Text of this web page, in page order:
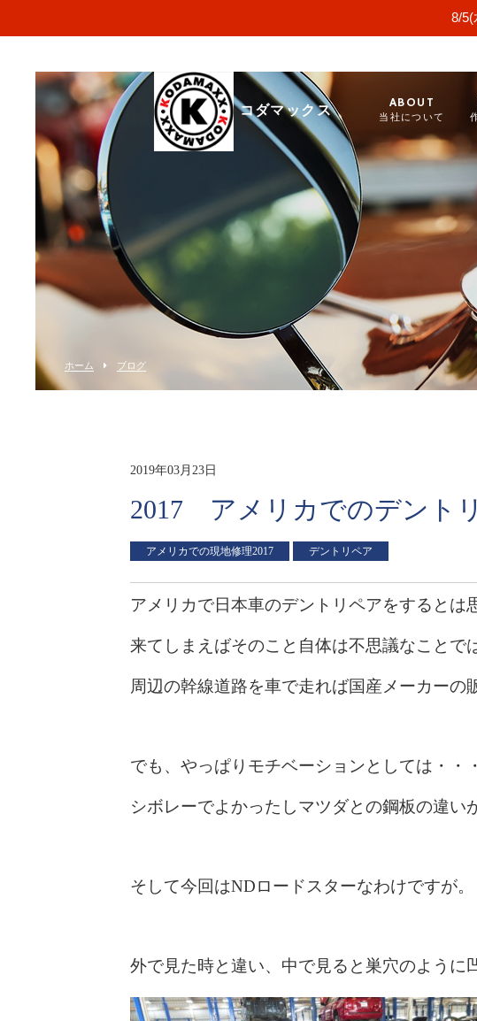
8/5(
コダマックス
ABOUT
当社について
ホーム ブログ
2019年03月23日
2017 アメリカでのデント
アメリカでの現地修理2017 デントリペア
アメリカで日本車のデントリペアをするとは
来てしまえばそのこと自体は不思議なことで
周辺の幹線道路を車で走れば国産メーカーの
でも、やっぱりモチベーションとしては・・
シボレーでよかったしマツダとの鋼板の違い
そして今回はNDロードスターなわけですが。
外で見た時と違い、中で見ると巣穴のように